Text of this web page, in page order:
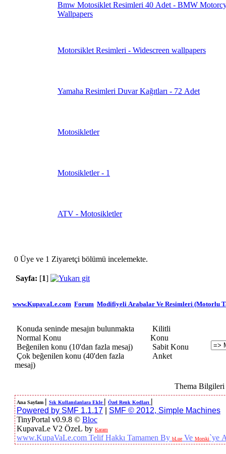
Bmw Motosiklet Resimleri 40 Adet - BMW
Wallpapers
Motorsiklet Resimleri - Widescreen wallpapers
Yamaha Resimleri Duvar Kağıtları - 72 Adet
Motosikletler
Motosikletler - 1
ATV - Motosikletler
0 Üye ve 1 Ziyaretçi bölümü incelemekte.
Sayfa: [1]
www.KupavaLe.com Forum Modifiyeli Arabalar Ve Resimleri (Motorlu
Konuda seninde mesajın bulunmakta
Normal Konu
Beğenilen konu (10'dan fazla mesaj)
Çok beğenilen konu (40'den fazla
mesaj)
Kilitli
Konu
Sabit Konu
Anket
Thema
Ana Sayfam | Sık Kullanılanlara Ekle | Özel Renk Kodları |
Powered by SMF 1.1.17
SMF © 2012, Simple Machines
TinyPortal v0.9.8 © Bloc
KupavaLe V2 ÖzeL by Karam
www.KupaVaLe.com Telif Hakkı Tamamen By bLue Ve Morski`ye